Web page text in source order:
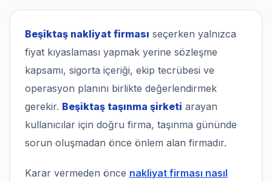
Beşiktaş nakliyat firması seçerken yalnızca
fiyat kıyaslaması yapmak yerine sözleşme
kapsamı, sigorta içeriği, ekip tecrübesi ve
operasyon planını birlikte değerlendirmek
gerekir. Beşiktaş taşınma şirketi arayan
kullanıcılar için doğru firma, taşınma gününde
sorun oluşmadan önce önlem alan firmadır.
Karar vermeden önce nakliyat firması nasıl